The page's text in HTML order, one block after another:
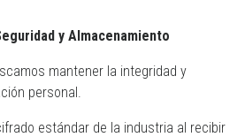
y Almacenamiento
mantener la integridad y
personal.
estándar de la industria al recibir